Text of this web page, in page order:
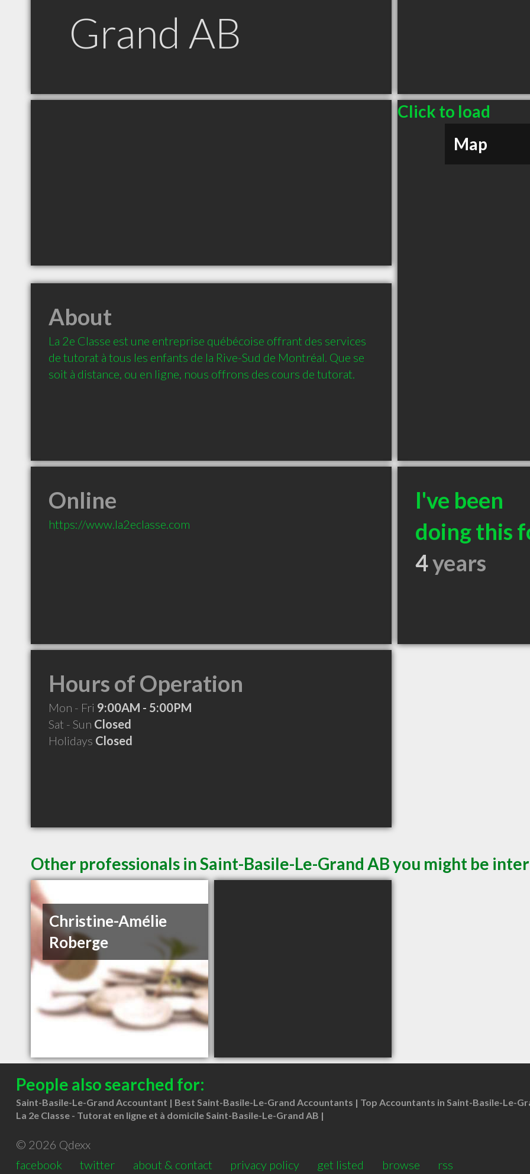
Grand AB
Click to load
Map
About
La 2e Classe est une entreprise québécoise offrant des services
de tutorat à tous les enfants de la Rive-Sud de Montréal. Que se
soit à distance, ou en ligne, nous offrons des cours de tutorat.
Online
https://www.la2eclasse.com
I've been
doing this
4years
Hours of Operation
Mon - Fri 9:00AM - 5:00PM
Sat - Sun Closed
Holidays Closed
Other professionals in Saint-Basile-Le-Grand AB you might be
Christine-Amélie
Roberge
People also searched for:
Saint-Basile-Le-Grand Accountant Best Saint-Basile-Le-Grand Accountants
Top Accountants in Saint-Basile-Le-
La 2e Classe - Tutorat en ligne et à domicile Saint-Basile-Le-Grand AB
© 2026 Qdexx
facebook
twitter about & contact privacy policy get listed browse rss